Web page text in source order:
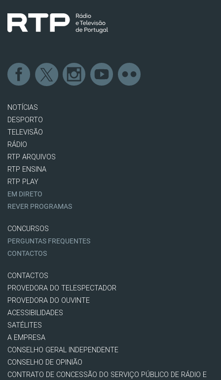
NOTÍCIAS
DESPORTO
TELEVISÃO
RÁDIO
RTP ARQUIVOS
RTP ENSINA
RTP PLAY
EM DIRETO
REVER PROGRAMAS
CONCURSOS
PERGUNTAS FREQUENTES
CONTACTOS
CONTACTOS
PROVEDORA DO TELESPECTADOR
PROVEDORA DO OUVINTE
ACESSIBILIDADES
SATÉLITES
A EMPRESA
CONSELHO GERAL INDEPENDENTE
CONSELHO DE OPINIÃO
CONTRATO DE CONCESSÃO DO SERVIÇO PÚBLICO DE RÁDIO E